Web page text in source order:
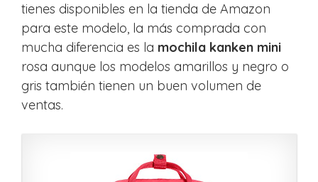
tienes disponibles en la tienda de Amazon
para este modelo, la más comprada con
mucha diferencia es la mochila kanken mini
rosa aunque los modelos amarillos y negro o
gris también tienen un buen volumen de
ventas.